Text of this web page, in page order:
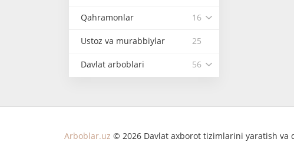
Qahramonlar 16
Ustoz va murabbiylar 25
Davlat arboblari 56
Arboblar.uz © 2026 Davlat axborot tizimlarini yaratish va